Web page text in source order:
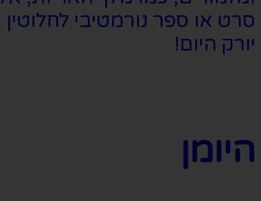
סרט או ספר נורמטיבי
יורק היום!
היומן